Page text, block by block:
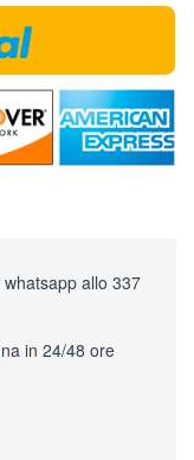
allo 337
in 24/48 ore